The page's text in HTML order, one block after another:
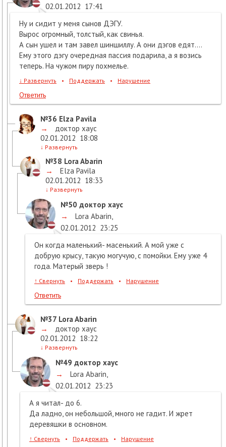
02.01.2012 17:41
Ну и сидит у меня сынов ДЭГУ.
Вырос огромный, толстый, как свинья.
А сын ушел и там завел шиншиллу. А они дэгов едят....
Ему этого дэгу очередная пассия подарила, а я возись
теперь. На чужом пиру похмелье.
↓ Развернуть • Поддержать • Нарушение
Ответить
№36 Elza Pavila
→
доктор хаус
02.01.2012 18:08
↓ Развернуть
№38 Lora Abarin
→
Elza Pavila
02.01.2012 18:33
↓ Развернуть
№50 доктор хаус
→
Lora Abarin
02.01.2012 23:25
Он когда маленький- масенький. А мой уже с
добрую крысу, такую могучую, с помойки. Ему уже 4
года. Матерый зверь !
↑ Свернуть • Поддержать • Нарушение
Ответить
№37 Lora Abarin
→
доктор хаус
02.01.2012 18:22
↓ Развернуть
№49 доктор хаус
→
Lora Abarin
02.01.2012 23:23
А я читал- до 6.
Да ладно, он небольшой, много не гадит. И жрет
деревяшки в основном.
↑ Свернуть • Поддержать • Нарушение